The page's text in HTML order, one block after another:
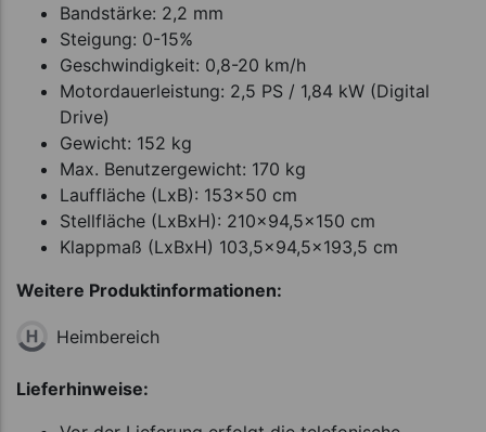
Bandstärke: 2,2 mm
Steigung: 0-15%
Geschwindigkeit: 0,8-20 km/h
Motordauerleistung: 2,5 PS / 1,84 kW (Digital
Drive)
Gewicht: 152 kg
Max. Benutzergewicht: 170 kg
Lauffläche (LxB): 153x50 cm
Stellfläche (LxBxH): 210x94,5x150 cm
Klappmaß (LxBxH) 103,5x94,5x193,5 cm
Weitere Produktinformationen:
Heimbereich
Lieferhinweise: